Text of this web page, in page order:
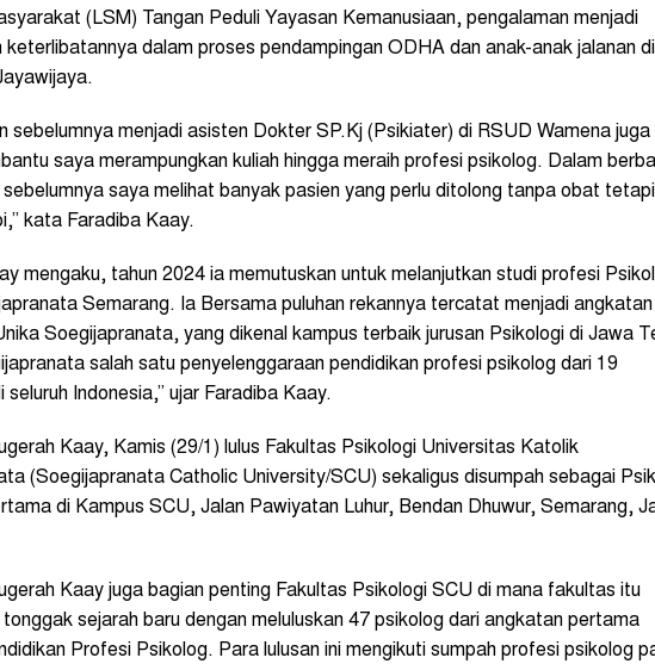
(LSM) Tangan Peduli Yayasan Kemanusiaan, pengalaman menjadi
keterlibatannya dalam proses pendampingan ODHA dan anak-anak jalanan di
sebelumnya menjadi asisten Dokter SP.Kj (Psikiater) di RSUD Wamena juga
saya merampungkan kuliah hingga meraih profesi psikolog. Dalam
saya melihat banyak pasien yang perlu ditolong tanpa obat tetapi
kata Faradiba Kaay.
mengaku, tahun 2024 ia memutuskan untuk melanjutkan studi profesi
Semarang. Ia Bersama puluhan rekannya tercatat menjadi angkatan
Soegijapranata, yang dikenal kampus terbaik jurusan Psikologi di Jawa
salah satu penyelenggaraan pendidikan profesi psikolog dari 19
seluruh Indonesia,” ujar Faradiba Kaay.
Kaay, Kamis (29/1) lulus Fakultas Psikologi Universitas Katolik
(Soegijapranata Catholic University/SCU) sekaligus disumpah sebagai
di Kampus SCU, Jalan Pawiyatan Luhur, Bendan Dhuwur, Semarang,
Kaay juga bagian penting Fakultas Psikologi SCU di mana fakultas itu
sejarah baru dengan meluluskan 47 psikolog dari angkatan pertama
Profesi Psikolog. Para lulusan ini mengikuti sumpah profesi psikolog